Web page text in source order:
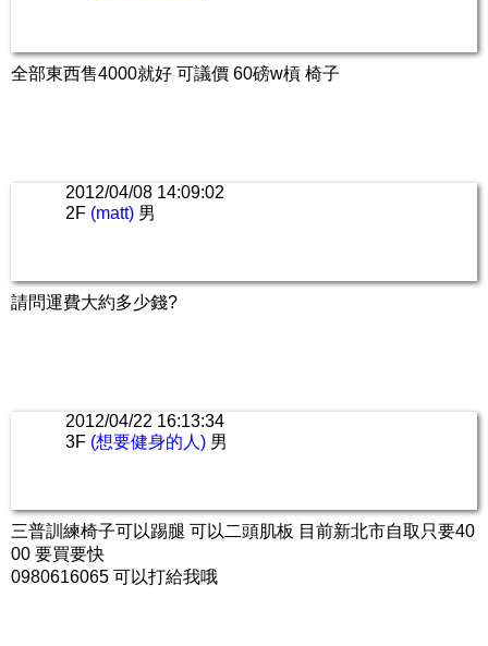
全部東西售4000就好 可議價 60磅w槓 椅子
2012/04/08 14:09:02
2F (matt) 男
請問運費大約多少錢?
2012/04/22 16:13:34
3F (想要健身的人) 男
三普訓練椅子可以踢腿 可以二頭肌板 目前新北市自取只要40
00 要買要快
0980616065 可以打給我哦